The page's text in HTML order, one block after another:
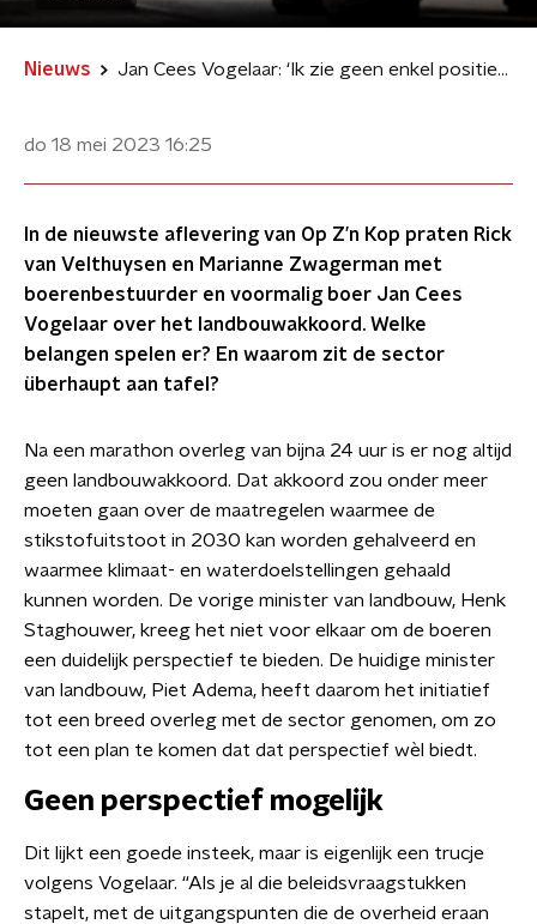
Nieuws Jan Cees Vogelaar: ‘Ik zie geen enkel positief puntje in een landbouwakkoord’
do 18 mei 2023 16:25
In de nieuwste aflevering van Op Z’n Kop praten Rick
van Velthuysen en Marianne Zwagerman met
boerenbestuurder en voormalig boer Jan Cees
Vogelaar over het landbouwakkoord. Welke
belangen spelen er? En waarom zit de sector
überhaupt aan tafel?
Na een marathon overleg van bijna 24 uur is er nog altijd
geen landbouwakkoord. Dat akkoord zou onder meer
moeten gaan over de maatregelen waarmee de
stikstofuitstoot in 2030 kan worden gehalveerd en
waarmee klimaat- en waterdoelstellingen gehaald
kunnen worden. De vorige minister van landbouw, Henk
Staghouwer, kreeg het niet voor elkaar om de boeren
een duidelijk perspectief te bieden. De huidige minister
van landbouw, Piet Adema, heeft daarom het initiatief
tot een breed overleg met de sector genomen, om zo
tot een plan te komen dat dat perspectief wèl biedt.
Geen perspectief mogelijk
Dit lijkt een goede insteek, maar is eigenlijk een trucje
volgens Vogelaar. “Als je al die beleidsvraagstukken
stapelt, met de uitgangspunten die de overheid eraan